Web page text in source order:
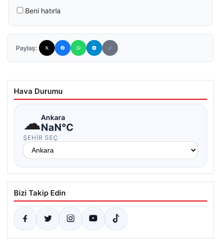
Beni hatırla
Paylaş:
Hava Durumu
☁Ankara
NaN°C
ŞEHIR SEÇ
Bizi Takip Edin